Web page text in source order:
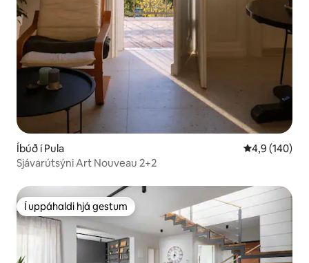
Íbúð í Pula 4,9 af 5 í
4,9 (140)
Sjávarútsýni Art Nouveau 2+2
Í uppáhaldi hjá gestum
Í uppáhaldi hjá gestum